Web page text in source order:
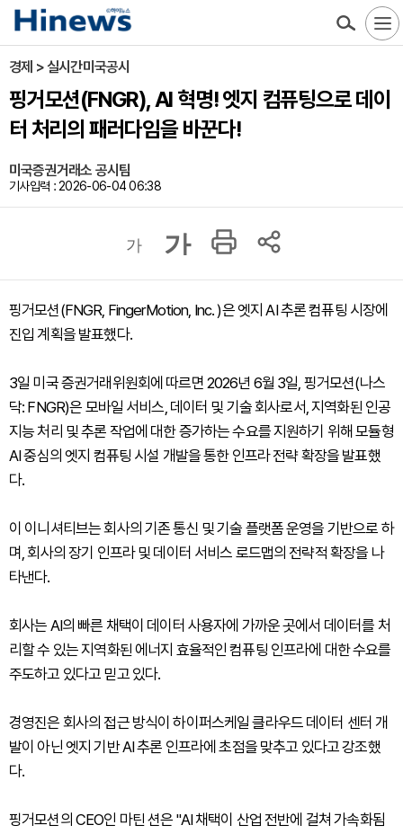
경제 > 실시간미국공시
핑거모션(FNGR), AI 혁명! 엣지 컴퓨팅으로 데이
터 처리의 패러다임을 바꾼다!
미국증권거래소 공시팀
기사입력 : 2026-06-04 06:38
가 가
핑거모션(FNGR, FingerMotion, Inc. )은 엣지 AI 추론 컴퓨팅 시장에
진입 계획을 발표했다.
3일 미국 증권거래위원회에 따르면 2026년 6월 3일, 핑거모션(나스
닥: FNGR)은 모바일 서비스, 데이터 및 기술 회사로서, 지역화된 인공
지능 처리 및 추론 작업에 대한 증가하는 수요를 지원하기 위해 모듈형
AI 중심의 엣지 컴퓨팅 시설 개발을 통한 인프라 전략 확장을 발표했
다.
이 이니셔티브는 회사의 기존 통신 및 기술 플랫폼 운영을 기반으로 하
며, 회사의 장기 인프라 및 데이터 서비스 로드맵의 전략적 확장을 나
타낸다.
회사는 AI의 빠른 채택이 데이터 사용자에 가까운 곳에서 데이터를 처
리할 수 있는 지역화된 에너지 효율적인 컴퓨팅 인프라에 대한 수요를
주도하고 있다고 믿고 있다.
경영진은 회사의 접근 방식이 하이퍼스케일 클라우드 데이터 센터 개
발이 아닌 엣지 기반 AI 추론 인프라에 초점을 맞추고 있다고 강조했
다.
핑거모션의 CEO인 마틴 션은 "AI 채택이 산업 전반에 걸쳐 가속화됨